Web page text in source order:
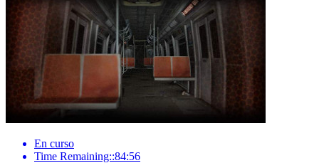
En curso
Time Remaining::84:56